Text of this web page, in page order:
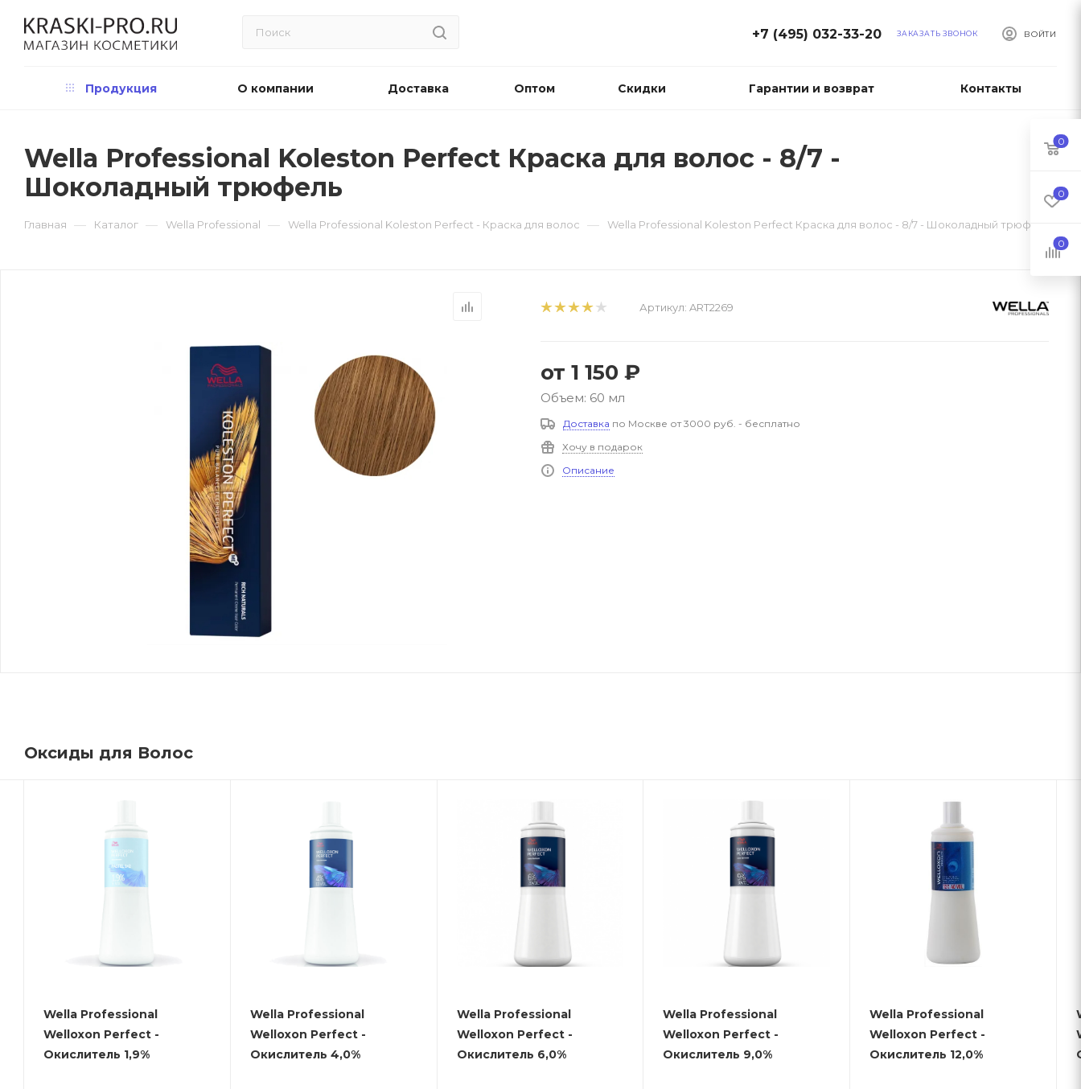
ВОЙТИ
+7 (495) 032-33-20 ЗАКАЗАТЬ ЗВОНОК
Продукция О компании Доставка Оптом Скидки Гарантии и возврат Контакты
Wella Professional Koleston Perfect Краска для волос - 8/7 -
Шоколадный трюфель
Главная — Каталог — Wella Professional — Wella Professional Koleston Perfect - Краска для волос — Wella Professional Koleston Perfect Краска для волос - 8/7 - Шоколадный трюфель
Артикул: ART2269
от 1 150 ₽
Объем: 60 мл
Доставка по Москве от 3000 руб. - бесплатно
Хочу в подарок
Описание
Оксиды для Волос
Wella Professional
Welloxon Perfect -
Окислитель 1,9%
Wella Professional
Welloxon Perfect -
Окислитель 4,0%
Wella Professional
Welloxon Perfect -
Окислитель 6,0%
Wella Professional
Welloxon Perfect -
Окислитель 9,0%
Wella Professional
Welloxon Perfect -
Окислитель 12,0%
0
0
0